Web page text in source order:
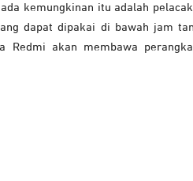
kemungkinan itu adalah
dapat dipakai di bawah jam
Redmi akan membawa